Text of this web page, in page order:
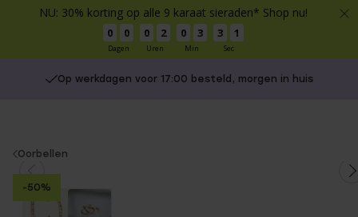
NU: 30% korting op alle 9 karaat sieraden* Shop nu!
0 0
Dagen
0 2
Uren
0 3
Min
3 1
Sec
Op werkdagen voor 17:00 besteld, morgen in huis
You
are
here:
Oorbellen
-50%